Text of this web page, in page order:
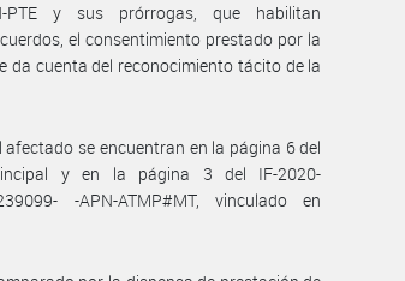
PTE y sus prórrogas, que habilitan
el consentimiento prestado por la
da cuenta del reconocimiento tácito de la
se encuentran en la página 6 del
y en la página 3 del IF-2020-
-APN-ATMP#MT, vinculado en